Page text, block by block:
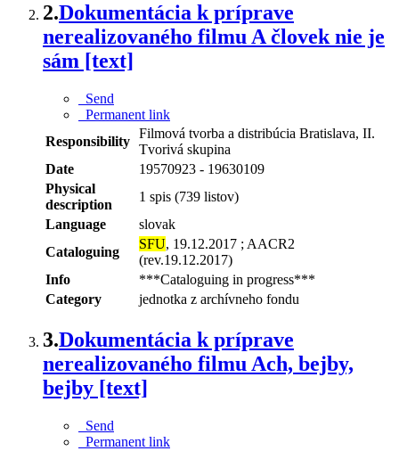
2.Dokumentácia k príprave
nerealizovaného filmu A človek nie je
sám [text]
Send
Permanent link
Responsibility
Filmová tvorba a distribúcia Bratislava, II.
Tvorivá skupina
Date
19570923 - 19630109
Physical
description
1 spis (739 listov)
Language
slovak
Cataloguing
SFU, 19.12.2017 ; AACR2
(rev.19.12.2017)
Info
***Cataloguing in progress***
Category
jednotka z archívneho fondu
3.Dokumentácia k príprave
nerealizovaného filmu Ach, bejby,
bejby [text]
Send
Permanent link